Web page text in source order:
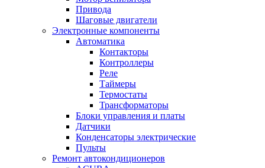
Привода
Шаговые двигатели
Электронные компоненты
Автоматика
Контакторы
Контроллеры
Реле
Таймеры
Термостаты
Трансформаторы
Блоки управления и платы
Датчики
Конденсаторы электрические
Пульты
Ремонт автокондиционеров